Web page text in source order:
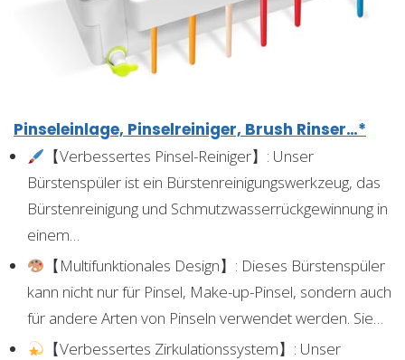
Pinseleinlage, Pinselreiniger, Brush Rinser…*
【Verbessertes Pinsel-Reiniger】: Unser
Bürstenspüler ist ein Bürstenreinigungswerkzeug, das
Bürstenreinigung und Schmutzwasserrückgewinnung in
einem…
【Multifunktionales Design】: Dieses Bürstenspüler
kann nicht nur für Pinsel, Make-up-Pinsel, sondern auch
für andere Arten von Pinseln verwendet werden. Sie…
【Verbessertes Zirkulationssystem】: Unser